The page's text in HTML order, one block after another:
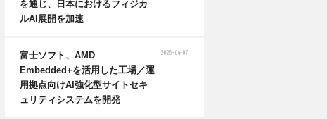
を通じ、日本におけるフィジカ
ルAI展開を加速
富士ソフト、AMD
Embedded+を活用した工場／運
用拠点向けAI強化型サイトセキ
ュリティシステムを開発
2026-04-07